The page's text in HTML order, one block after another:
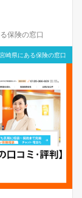
保険の窓口
宮崎県にある保険の窓口